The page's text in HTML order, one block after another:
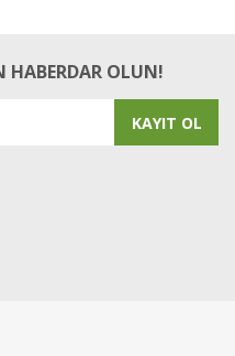
HABERDAR OLUN!
KAYIT OL